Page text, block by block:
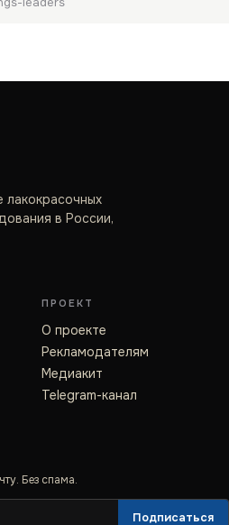
в России,
ПРОЕКТ
О проекте
Рекламодателям
Медиакит
Telegram-канал
Без спама.
Подписаться